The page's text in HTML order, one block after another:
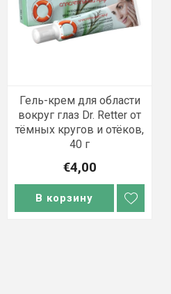
Гель-крем для области
вокруг глаз Dr. Retter от
тёмных кругов и отёков,
40 г
€4,00
В корзину